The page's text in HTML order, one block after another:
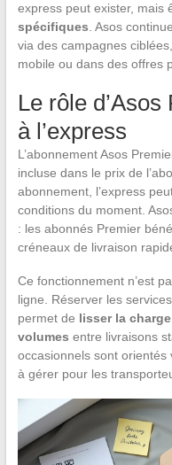
express peut exister, mais
spécifiques . Asos
via des campagnes
mobile ou dans des offres
Le rôle
à l’express
L’abonnement Asos
incluse dans le prix de
abonnement, l’express
conditions du moment.
: les abonnés Premier
créneaux de livraison
Ce fonctionnement n’est
ligne. Réserver les
permet de lisser la
volumes entre livraisons
occasionnels sont orientés
à gérer pour les